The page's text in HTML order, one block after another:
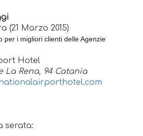
(21 Marzo 2015)
per i migliori clienti delle Agenzie
Hotel
La Rena, 94 Catania
serata: